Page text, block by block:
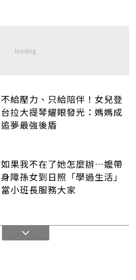
不給壓力、只給陪伴！女兒登
台拉大提琴耀眼發光：媽媽成
追夢最強後盾
如果我不在了她怎麼辦…嬤帶
身障孫女到日照「學過生活」
當小班長服務大家